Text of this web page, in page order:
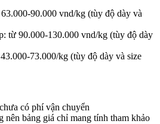
90.000 vnd/kg (tùy độ dày và
từ 90.000-130.000 vnd/kg (tùy độ dày
73.000/kg (tùy độ dày và size
có phí vận chuyển
nên bảng giá chỉ mang tính tham khảo